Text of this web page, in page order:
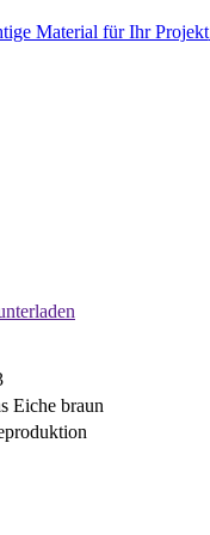
Material für Ihr Projekt
Eiche braun